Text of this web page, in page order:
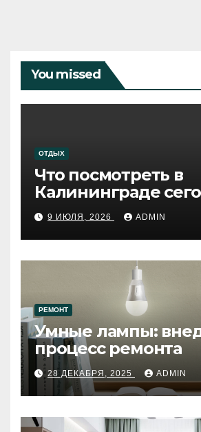
You missed
ОТДЫХ
Что посмотреть в
Калининграде
путеводитель по
западному городу
9 ИЮЛЯ, 2026 ADMIN
РЕМОНТ
Умные лампы:
процесс ремонта
28 ДЕКАБРЯ, 2025 ADMIN